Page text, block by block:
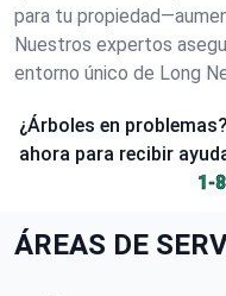
para tu
Nuestros expertos
entorno único de Long
¿Árboles en
ahora para recibir
1-
ÁREAS DE